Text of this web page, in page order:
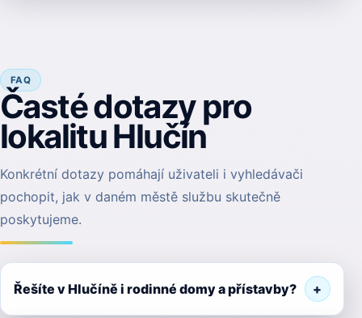
FAQ
Časté dotazy pro
lokalitu Hlučín
Konkrétní dotazy pomáhají uživateli i vyhledávači
pochopit, jak v daném městě službu skutečně
poskytujeme.
Řešíte v Hlučíně i rodinné domy a přístavby?